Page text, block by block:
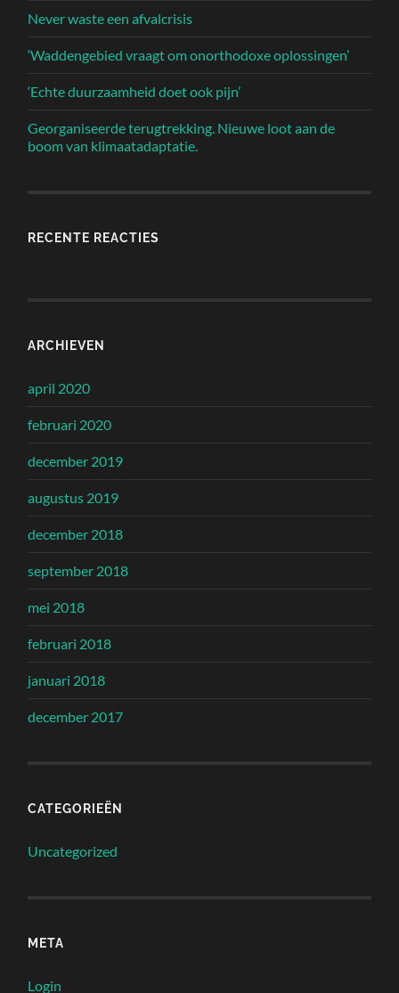
Never waste een afvalcrisis
‘Waddengebied vraagt om onorthodoxe oplossingen’
‘Echte duurzaamheid doet ook pijn’
Georganiseerde terugtrekking. Nieuwe loot aan de
boom van klimaatadaptatie.
RECENTE REACTIES
ARCHIEVEN
april 2020
februari 2020
december 2019
augustus 2019
december 2018
september 2018
mei 2018
februari 2018
januari 2018
december 2017
CATEGORIEËN
Uncategorized
META
Login